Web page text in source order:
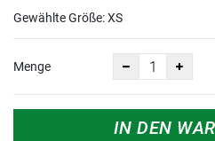
Gewählte Größe:XS
Menge
IN DEN